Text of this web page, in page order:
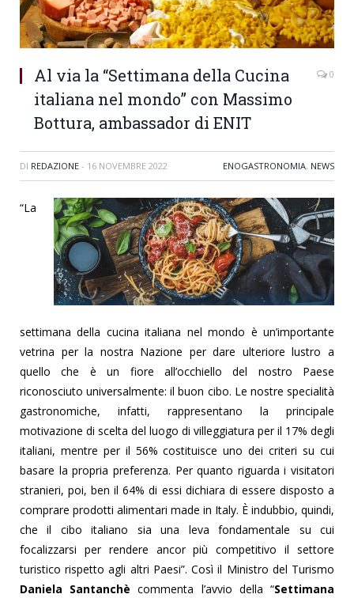
Al via la “Settimana della Cucina
italiana nel mondo” con Massimo
Bottura, ambassador di ENIT
0
DI REDAZIONE - 16 NOVEMBRE 2022 ENOGASTRONOMIA, NEWS
“La
settimana della cucina italiana nel mondo è un’importante
vetrina per la nostra Nazione per dare ulteriore lustro a
quello che è un fiore all’occhiello del nostro Paese
riconosciuto universalmente: il buon cibo. Le nostre specialità
gastronomiche, infatti, rappresentano la principale
motivazione di scelta del luogo di villeggiatura per il 17% degli
italiani, mentre per il 56% costituisce uno dei criteri su cui
basare la propria preferenza. Per quanto riguarda i visitatori
stranieri, poi, ben il 64% di essi dichiara di essere disposto a
comprare prodotti alimentari made in Italy. È indubbio, quindi,
che il cibo italiano sia una leva fondamentale su cui
focalizzarsi per rendere ancor più competitivo il settore
turistico rispetto agli altri Paesi”. Così il Ministro del Turismo
Daniela Santanchè commenta l’avvio della “Settimana